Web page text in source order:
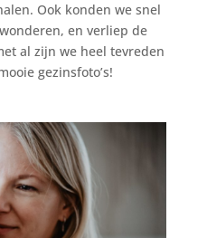
Ook konden we snel
en verliep de
al zijn we heel tevreden
gezinsfoto’s!